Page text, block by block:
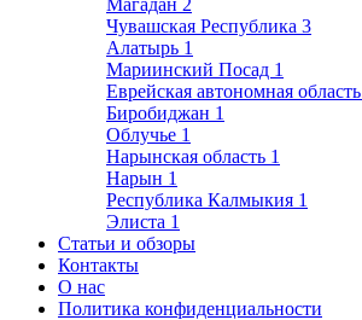
Магадан 2
Чувашская Республика 3
Алатырь 1
Мариинский Посад 1
Еврейская автономная область
Биробиджан 1
Облучье 1
Нарынская область 1
Нарын 1
Республика Калмыкия 1
Элиста 1
Статьи и обзоры
Контакты
О нас
Политика конфиденциальности